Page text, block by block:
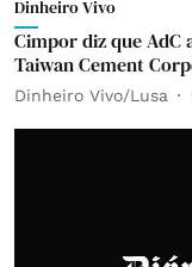
Dinheiro Vivo
Cimpor diz que AdC
Taiwan Cement
Dinheiro Vivo/Lusa